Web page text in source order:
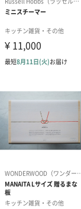
写真付きメッセー
ード（680円）
ラッピング
ギフトラッピング